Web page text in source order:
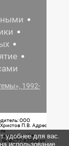
1992-
ООО
П.В. Адрес
12+
ФС77-62008 от
удобнее для вас.
использование